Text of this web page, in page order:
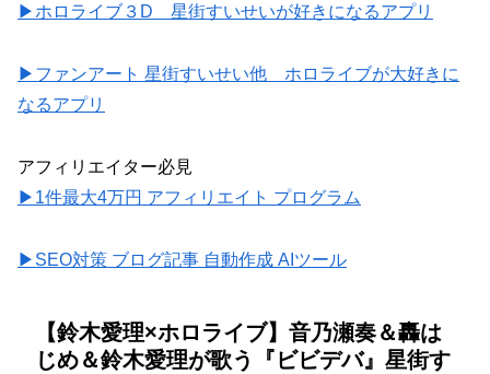
▶ホロライブ３D 星街すいせいが好きになるアプリ
▶ファンアート 星街すいせい他 ホロライブが大好きに
なるアプリ
アフィリエイター必見
▶1件最大4万円 アフィリエイト プログラム
▶SEO対策 ブログ記事 自動作成 AIツール
【鈴木愛理×ホロライブ】音乃瀬奏＆轟は
じめ＆鈴木愛理が歌う『ビビデバ』星街す